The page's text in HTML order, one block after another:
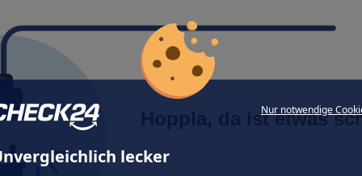
Nur notwendige
lecker
Hoppla, da ist etwas